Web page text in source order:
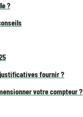
?
fournir ?
votre compteur ?